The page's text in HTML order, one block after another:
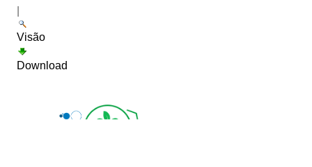
Visão
Download